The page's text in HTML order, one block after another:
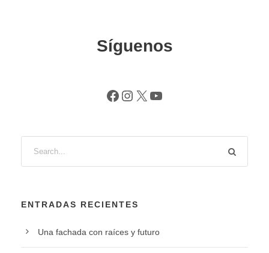
Síguenos
Facebook Instagram X YouTube
ENTRADAS RECIENTES
Una fachada con raíces y futuro